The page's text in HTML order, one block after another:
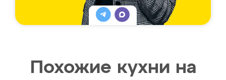
Похожие кухни на